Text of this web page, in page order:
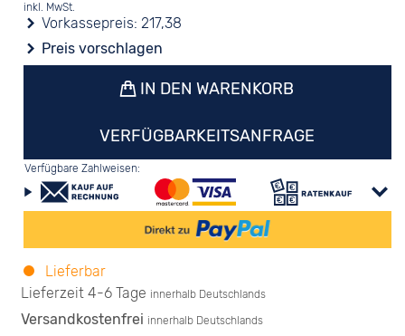
inkl. MwSt.
Vorkassepreis:217,38
Preis vorschlagen
IN DEN WARENKORB
VERFÜGBARKEITSANFRAGE
Verfügbare Zahlweisen:
Lieferbar
Lieferzeit 4-6 Tage innerhalb Deutschlands
Versandkostenfrei innerhalb Deutschlands